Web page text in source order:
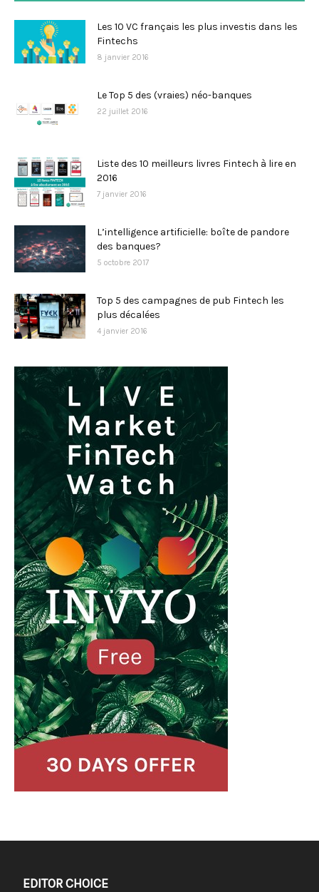
Les 10 VC français les plus investis dans les
Fintechs
8 janvier 2016
Le Top 5 des (vraies) néo-banques
22 juillet 2016
Liste des 10 meilleurs livres Fintech à lire en
2016
7 janvier 2016
L’intelligence artificielle: boîte de pandore
des banques?
5 octobre 2017
Top 5 des campagnes de pub Fintech les
plus décalées
4 janvier 2016
EDITOR CHOICE